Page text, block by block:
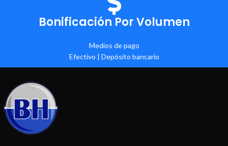
Bonificación Por Volumen
Medios de pago
Efectivo | Depósito bancario